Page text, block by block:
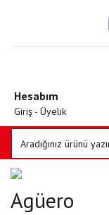
Hesabım
Giriş - Üyelik
Agüero